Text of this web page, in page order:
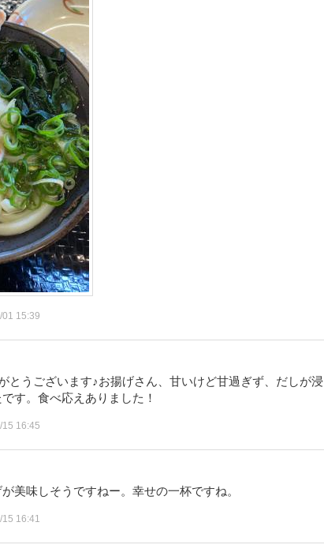
15:39
とうございます♪お揚げさん、甘いけど甘過ぎず、だしが浸
す。食べ応えありました！
16:45
美味しそうですねー。幸せの一杯ですね。
16:41